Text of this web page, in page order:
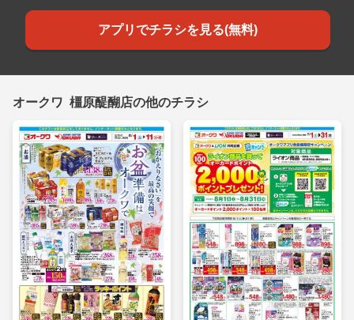
アプリでチラシを見る(無料)
オークワ 橿原醍醐店の他のチラシ